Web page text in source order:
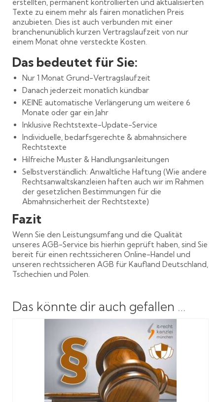
erstellten, permanent kontrollierten und aktualisierten
Texte zu einem mehr als fairen monatlichen Preis
anzubieten. Dies ist auch verbunden mit einer
branchenunüblich kurzen Vertragslaufzeit von nur
einem Monat ohne versteckte Kosten.
Das bedeutet für Sie:
Nur 1 Monat Grund-Vertragslaufzeit
Danach jederzeit monatlich kündbar
KEINE automatische Verlängerung um weitere 6
Monate oder gar ein Jahr
Inklusive Rechtstexte-Update-Service
Individuelle, bedarfsgerechte & abmahnsichere
Rechtstexte
Hilfreiche Muster & Handlungsanleitungen
Selbstverständlich: Anwaltliche Haftung (Wie andere
Rechtsanwaltskanzleien haften auch wir im Rahmen
der gesetzlichen Bestimmungen für die
Abmahnsicherheit der Rechtstexte)
Fazit
Wenn Sie den Leistungsumfang und die Qualität
unseres AGB-Service bis hierhin geprüft haben, sind Sie
bereit für einen rechtssicheren Online-Handel und
unseren rechtssicheren AGB für Kaufland Deutschland,
Tschechien und Polen.
Das könnte dir auch gefallen …